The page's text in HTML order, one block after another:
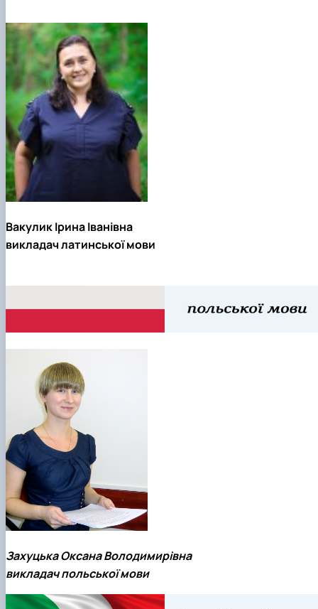
Вакулик Ірина Іванівна
викладач латинської мови
Захуцька Оксана Володимирівна
викладач польської мови